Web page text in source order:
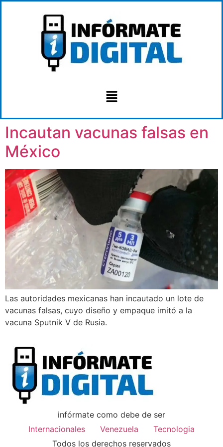
Incautan vacunas falsas en
México
Las autoridades mexicanas han incautado un lote de
vacunas falsas, cuyo diseño y empaque imitó a la
vacuna Sputnik V de Rusia.
infórmate como debe de ser
Internacionales
Venezuela
Tecnologia
Todos los derechos reservados